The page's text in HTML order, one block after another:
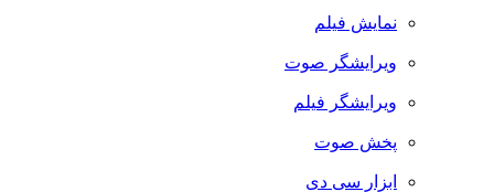
نمایش فیلم
ویرایشگر صوت
ویرایشگر فیلم
پخش صوت
ابزار سی دی